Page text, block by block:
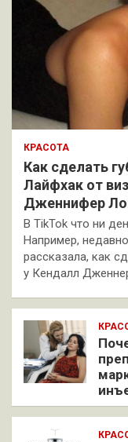
КРАСОТА
Как сделать
Лайфхак от
Дженнифер
В TikTok что ни
Например,
рассказала, как
у Кендалл